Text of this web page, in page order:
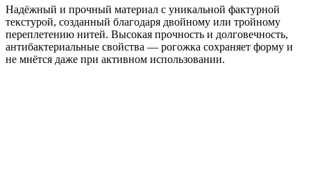
Надёжный и прочный материал с уникальной фактурной
текстурой, созданный благодаря двойному или тройному
переплетению нитей. Высокая прочность и долговечность,
антибактериальные свойства — рогожка сохраняет форму и
не мнётся даже при активном использовании.